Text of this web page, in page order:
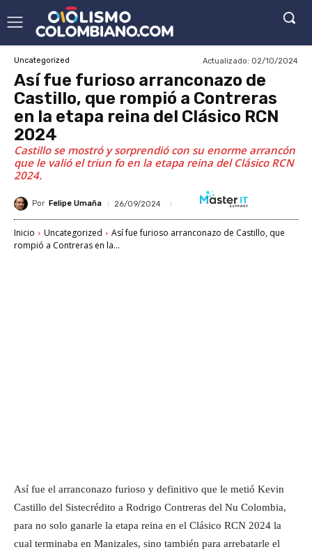
Uncategorized Actualizado: 02/10/2024
Así fue furioso arranconazo de
Castillo, que rompió a Contreras
en la etapa reina del Clásico RCN
2024
Castillo se mostró y sorprendió con su enorme arrancón
que le valió el triun fo en la etapa reina del Clásico RCN
2024.
Por Felipe Umaña 26/09/2024
Inicio Uncategorized
Así fue furioso arranconazo de Castillo, que
rompió a Contreras en la...
Así fue el arranconazo furioso y definitivo que le metió Kevin
Castillo del Sistecrédito a Rodrigo Contreras del Nu Colombia,
para no solo ganarle la etapa reina en el Clásico RCN 2024 la
cual terminaba en Manizales, sino también para arrebatarle el